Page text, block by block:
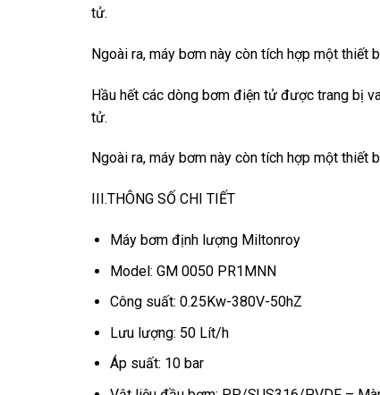
tử.
Ngoài ra, máy bơm này còn tích hợp một thiết
Hầu hết các dòng bơm điện tử được trang bị
tử.
Ngoài ra, máy bơm này còn tích hợp một thiết
III.THÔNG SỐ CHI TIẾT
Máy bơm định lượng Miltonroy
Model: GM 0050 PR1MNN
Công suất: 0.25Kw-380V-50hZ
Lưu lượng: 50 Lít/h
Áp suất: 10 bar